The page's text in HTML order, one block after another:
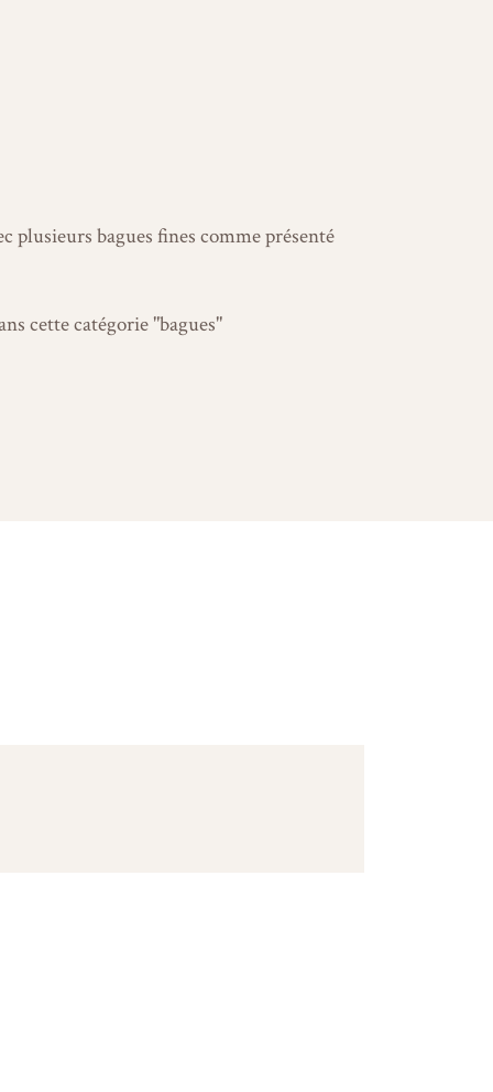
plusieurs bagues fines comme présenté
cette catégorie "bagues"